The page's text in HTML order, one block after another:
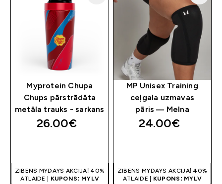
Myprotein Chupa
Chups pārstrādāta
metāla trauks - sarkans
26.00€‎
ZIBENS MYDAYS AKCIJA! 40%
ATLAIDE |
KUPONS: MYLV
MP Unisex Training
ceļgala uzmavas
pāris — Melna
24.00€‎
ZIBENS MYDAYS AKCIJA! 40%
ATLAIDE | KUPONS: MYLV